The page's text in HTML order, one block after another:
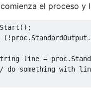
el proceso y
Start ();
(! proc. StandardOutput .
line = proc.
do something with